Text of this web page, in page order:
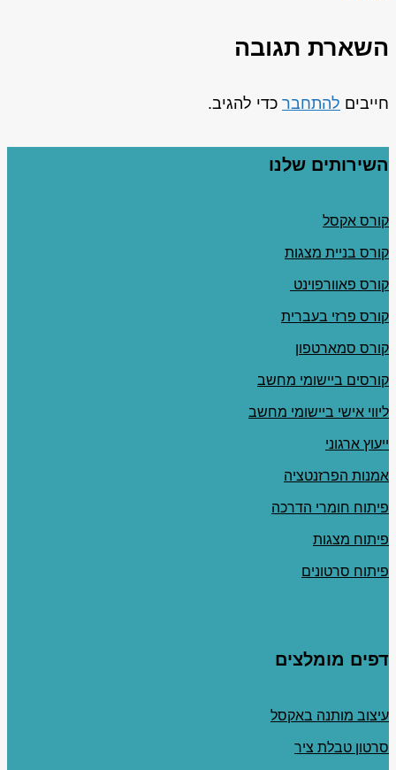
השארת תגובה
חייבים להתחבר כדי להגיב.
השירותים שלנו
קורס אקסל
קורס בניית מצגות
קורס פאוורפוינט
קורס פרזי בעברית
קורס סמארטפון
קורסים ביישומי מחשב
ליווי אישי ביישומי מחשב
ייעוץ ארגוני
אמנות הפרזנטציה
פיתוח חומרי הדרכה
פיתוח מצגות
פיתוח סרטונים
דפים מומלצים
עיצוב מותנה באקסל
סרטון טבלת ציר